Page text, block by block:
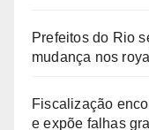
Prefeitos do Rio
mudança nos
Fiscalização
e expõe falhas